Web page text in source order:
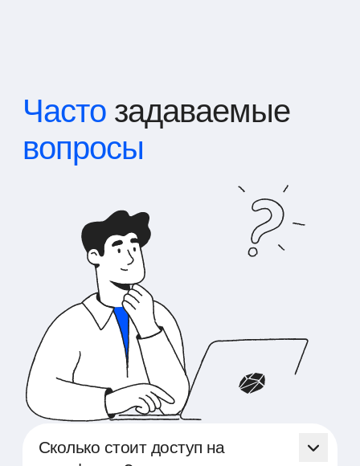
Часто задаваемые
вопросы
Сколько стоит доступ на